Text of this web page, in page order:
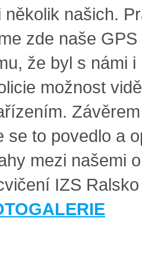
několik našich.
zde naše
že byl s námi i
možnost
se to povedlo a
mezi našemi
IZS